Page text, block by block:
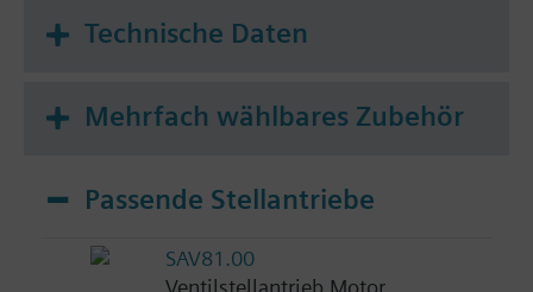
Technische Daten
Mehrfach wählbares Zubehör
Passende Stellantriebe
SAV81.00
Ventilstellantrieb Motor